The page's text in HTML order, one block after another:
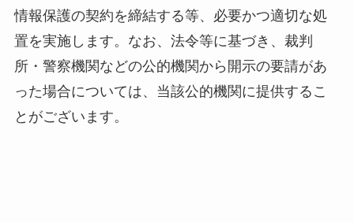
情報保護の契約を締結する等、必要かつ適切な処
置を実施します。なお、法令等に基づき、裁判
所・警察機関などの公的機関から開示の要請があ
った場合については、当該公的機関に提供するこ
とがございます。